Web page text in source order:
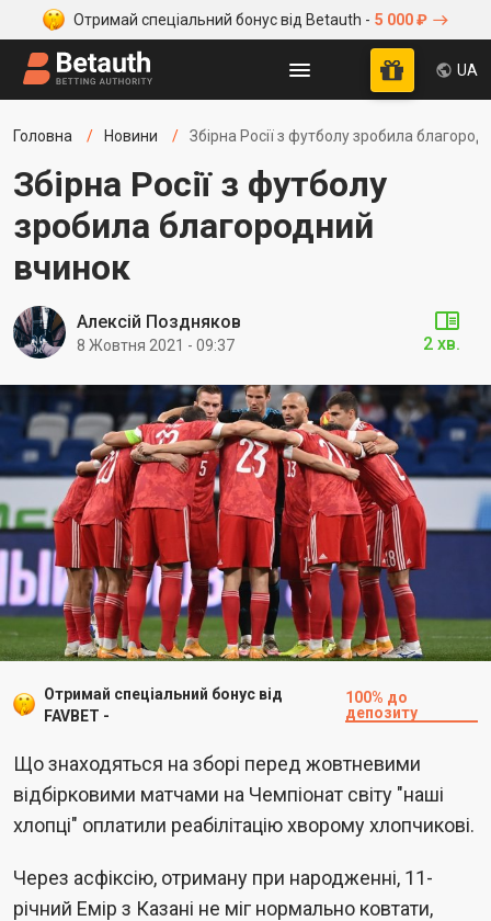
Отримай спеціальний бонус від Betauth - 5 000 ₽
UA
Головна Новини Збірна Росії з футболу зробила
Збірна Росії з футболу
зробила благородний
вчинок
Алексій Поздняков
8 Жовтня 2021 - 09:37 2 хв.
Отримай спеціальний бонус від
FAVBET -
100% до
депозиту
Що знаходяться на зборі перед жовтневими
відбірковими матчами на Чемпіонат світу "наші
хлопці" оплатили реабілітацію хворому хлопчикові.
Через асфіксію, отриману при народженні, 11-
річний Емір з Казані не міг нормально ковтати,